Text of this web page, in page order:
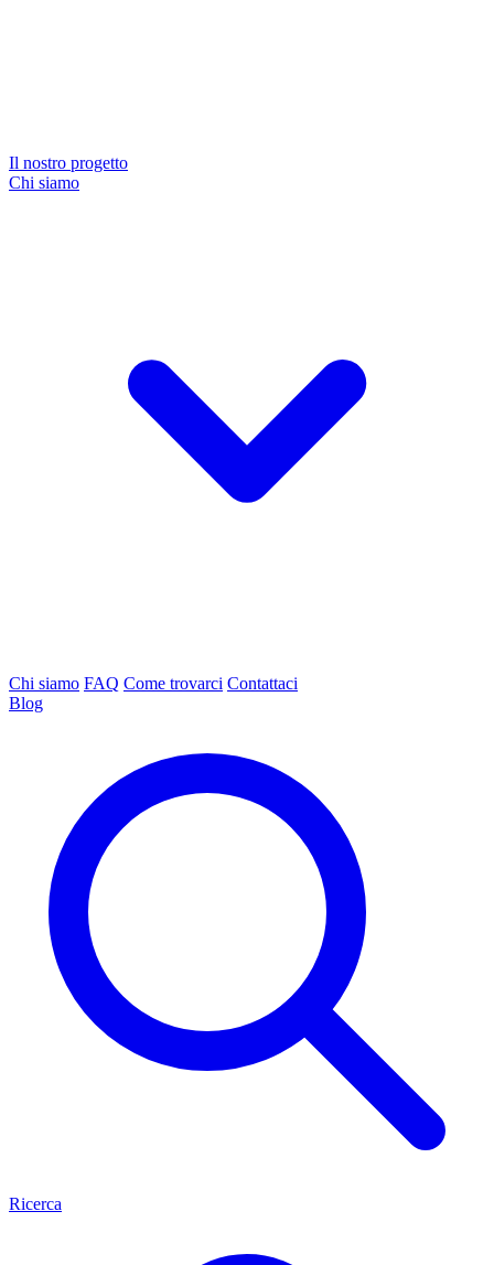
Il nostro progetto
Chi siamo
Chi siamo FAQ Come trovarci Contattaci
Blog
Ricerca